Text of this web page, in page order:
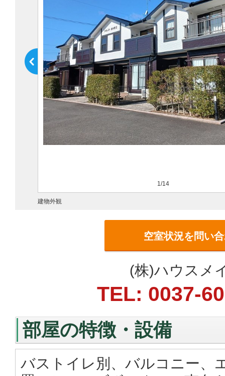
1/14
建物外観
空室状況を問い
(株)ハウスメ
TEL: 0037-
部屋の特徴・設備
バストイレ別、バルコニー、